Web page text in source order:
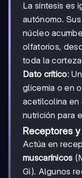
La síntesis es
autónomo.
núcleo
olfatorios,
toda la
Dato crítico:
glicemia o en
acetilcolina en
nutrición para
Receptores
Actúa en
muscarínicos
Gi). Algunos